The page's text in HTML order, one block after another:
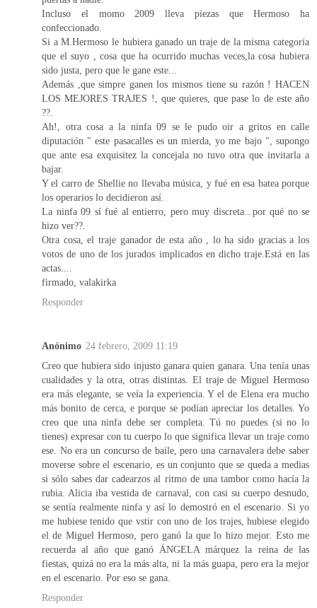
Incluso el momo 2009 lleva piezas que Hermoso ha
confeccionado.
Si a M.Hermoso le hubiera ganado un traje de la misma categoría
que el suyo , cosa que ha ocurrido muchas veces,la cosa hubiera
sido justa, pero que le gane este...
Además ,que simpre ganen los mismos tiene su razón ! HACEN
LOS MEJORES TRAJES !, que quieres, que pase lo de este año
??.
Ah!, otra cosa a la ninfa 09 se le pudo oir a gritos en calle
diputación " este pasacalles es un mierda, yo me bajo ", supongo
que ante esa exquisitez la concejala no tuvo otra que invitarla a
bajar.
Y el carro de Shellie no llevaba música, y fué en esa batea porque
los operarios lo decidieron así.
La ninfa 09 sí fué al entierro, pero muy discreta...por qué no se
hizo ver??.
Otra cosa, el traje ganador de esta año , lo ha sido gracias a los
votos de uno de los jurados implicados en dicho traje.Está en las
actas....
firmado, valakirka
Responder
Anónimo 24 febrero, 2009 11:19
Creo que hubiera sido injusto ganara quien ganara. Una tenía unas
cualidades y la otra, otras distintas. El traje de Miguel Hermoso
era más elegante, se veía la experiencia. Y el de Elena era mucho
más bonito de cerca, e porque se podían apreciar los detalles. Yo
creo que una ninfa debe ser completa. Tú no puedes (si no lo
tienes) expresar con tu cuerpo lo que significa llevar un traje como
ese. No era un concurso de baile, pero una carnavalera debe saber
moverse sobre el escenario, es un conjunto que se queda a medias
si sólo sabes dar cadearzos al ritmo de una tambor como hacía la
rubia. Alicia iba vestida de carnaval, con casi su cuerpo desnudo,
se sentía realmente ninfa y así lo demostró en el escenario. Si yo
me hubiese tenido que vstir con uno de los trajes, hubiese elegido
el de Miguel Hermoso, pero ganó la que lo hizo mejor. Esto me
recuerda al año que ganó ÁNGELA márquez la reina de las
fiestas, quizá no era la más alta, ni la más guapa, pero era la mejor
en el escenario. Por eso se gana.
Responder